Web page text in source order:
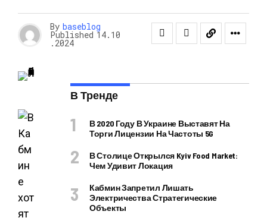
By baseblog
Published 14.10
.2024
В Тренде
В 2020 Году В Украине Выставят На
Торги Лицензии На Частоты 5G
В Столице Открылся Kyiv Food Market:
Чем Удивит Локация
Кабмин Запретил Лишать
Электричества Стратегические
Объекты